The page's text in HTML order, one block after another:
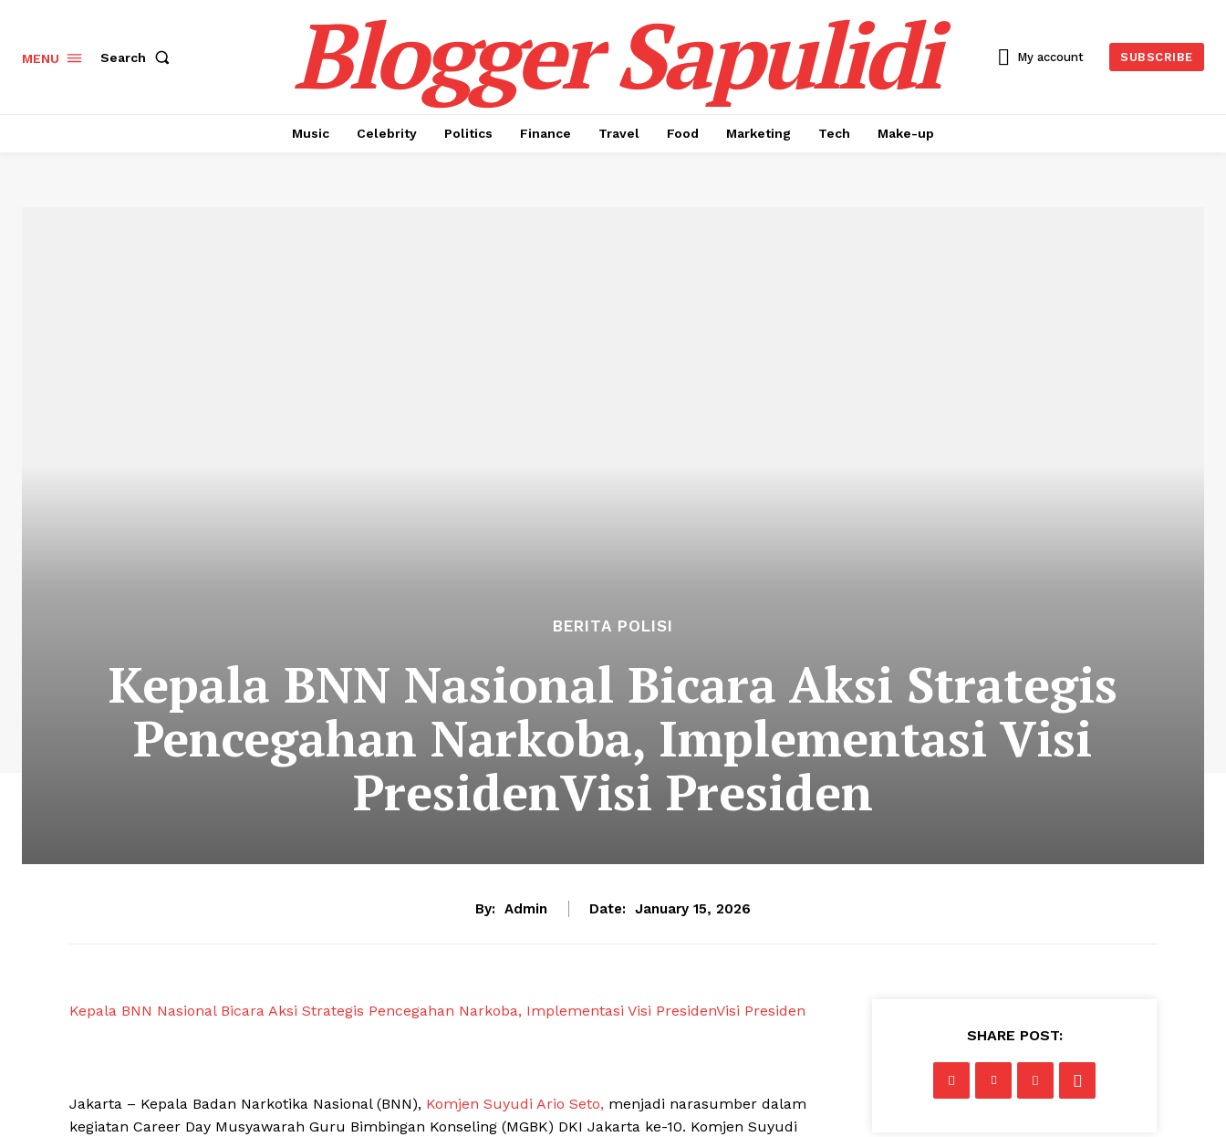
MENU Search Blogger Sapulidi My account SUBSCRIBE
Music Celebrity Politics Finance Travel Food Marketing Tech Make-up
BERITA POLISI
Kepala BNN Nasional Bicara Aksi Strategis
Pencegahan Narkoba, Implementasi Visi
PresidenVisi Presiden
By: Admin Date: January 15, 2026
Kepala BNN Nasional Bicara Aksi Strategis Pencegahan Narkoba, Implementasi Visi PresidenVisi Presiden
Jakarta – Kepala Badan Narkotika Nasional (BNN), Komjen Suyudi Ario Seto, menjadi narasumber dalam
kegiatan Career Day Musyawarah Guru Bimbingan Konseling (MGBK) DKI Jakarta ke-10. Komjen Suyudi
SHARE POST: